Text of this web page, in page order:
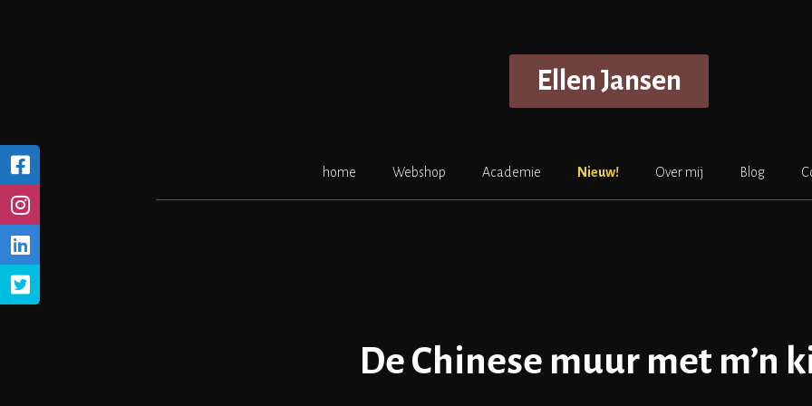
Ellen Jansen
home Webshop Academie Nieuw! Over mij Blog
De Chinese muur met m’n